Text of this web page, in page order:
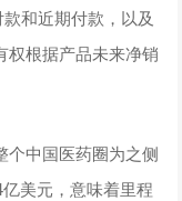
和近期付款，以及
权根据产品未来净销
个中国医药圈为之侧
美元，意味着里程